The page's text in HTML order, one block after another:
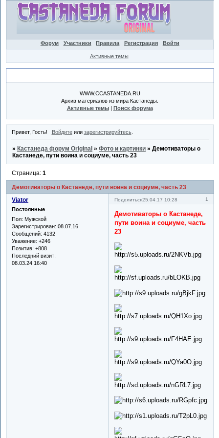
Форум Участники Правила Регистрация Войти
Активные темы
WWW.CCASTANEDA.RU
Архив материалов из мира Кастанеды.
Активные темы| Поиск форума
Привет, Гость! Войдитеили зарегистрируйтесь.
» Кастанеда форум Original »Фото и картинки »Демотиваторы о
Кастанеде, пути воина и социуме, часть 23
Демотиваторы о Кастанеде, пути воина и социуме, часть 23
Страница:1
Поделиться 1
25.04.17 10:28
Viator
Постоянные
Пол: Мужской
Зарегистрирован: 08.07.16
Сообщений: 4132
Уважение: +246
Позитив: +808
Последний визит:
08.03.24 16:40
Демотиваторы о Кастанеде,
пути воина и социуме, часть
23